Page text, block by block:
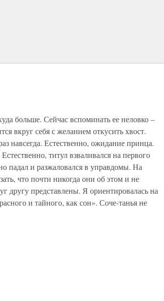
больше. Сейчас вспоминать ее неловко –
вкруг себя с желанием откусить хвост.
навсегда. Естественно, ожидание принца.
титул взваливался на первого
падал и разжаловался в управдомы. На
что почти никогда они об этом и не
другу представлены. Я ориентировалась на
и тайного, как сон». Соче-танья не